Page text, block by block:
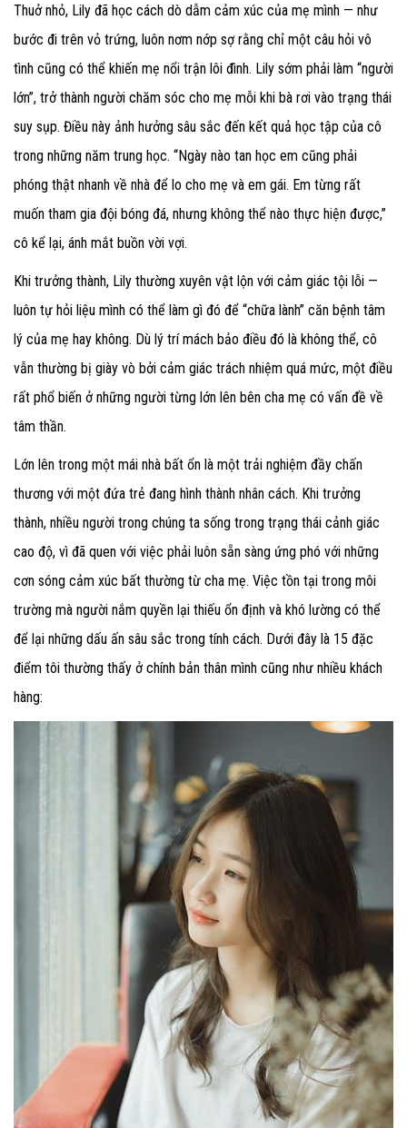
Thuở nhỏ, Lily đã học cách dò dẫm cảm xúc của mẹ mình — như
bước đi trên vỏ trứng, luôn nơm nớp sợ rằng chỉ một câu hỏi vô
tình cũng có thể khiến mẹ nổi trận lôi đình. Lily sớm phải làm “người
lớn”, trở thành người chăm sóc cho mẹ mỗi khi bà rơi vào trạng thái
suy sụp. Điều này ảnh hưởng sâu sắc đến kết quả học tập của cô
trong những năm trung học. “Ngày nào tan học em cũng phải
phóng thật nhanh về nhà để lo cho mẹ và em gái. Em từng rất
muốn tham gia đội bóng đá, nhưng không thể nào thực hiện được,”
cô kể lại, ánh mắt buồn vời vợi.
Khi trưởng thành, Lily thường xuyên vật lộn với cảm giác tội lỗi —
luôn tự hỏi liệu mình có thể làm gì đó để “chữa lành” căn bệnh tâm
lý của mẹ hay không. Dù lý trí mách bảo điều đó là không thể, cô
vẫn thường bị giày vò bởi cảm giác trách nhiệm quá mức, một điều
rất phổ biến ở những người từng lớn lên bên cha mẹ có vấn đề về
tâm thần.
Lớn lên trong một mái nhà bất ổn là một trải nghiệm đầy chấn
thương với một đứa trẻ đang hình thành nhân cách. Khi trưởng
thành, nhiều người trong chúng ta sống trong trạng thái cảnh giác
cao độ, vì đã quen với việc phải luôn sẵn sàng ứng phó với những
cơn sóng cảm xúc bất thường từ cha mẹ. Việc tồn tại trong môi
trường mà người nắm quyền lại thiếu ổn định và khó lường có thể
để lại những dấu ấn sâu sắc trong tính cách. Dưới đây là 15 đặc
điểm tôi thường thấy ở chính bản thân mình cũng như nhiều khách
hàng: